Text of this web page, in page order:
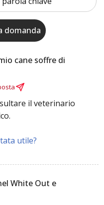
domanda
cane soffre di
il veterinario
utile?
White Out e